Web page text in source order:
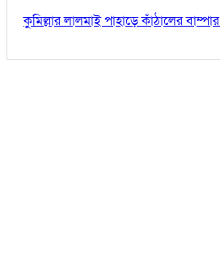
কুমিল্লার লালমাই পাহাড়ে কাঁঠালের